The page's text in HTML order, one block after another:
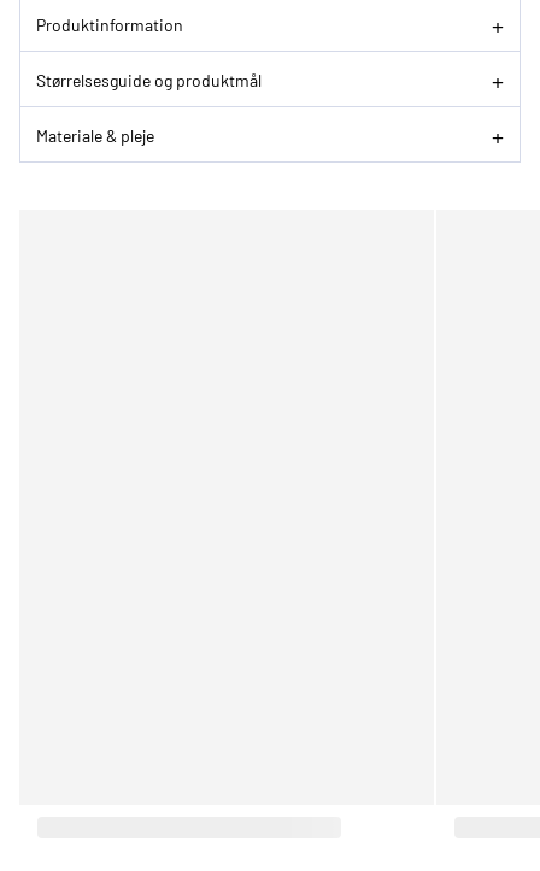
Produktinformation
Størrelsesguide og produktmål
Materiale & pleje